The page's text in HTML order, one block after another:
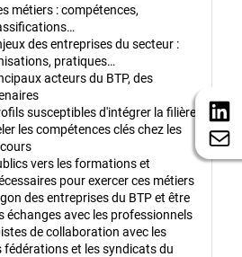
métiers : compétences,
des entreprises du secteur :
pratiques…
acteurs du BTP, des
susceptibles d'intégrer la filière
les compétences clés chez les
vers les formations et
pour exercer ces métiers
des entreprises du BTP et être
échanges avec les professionnels
de collaboration avec les
fédérations et les syndicats du